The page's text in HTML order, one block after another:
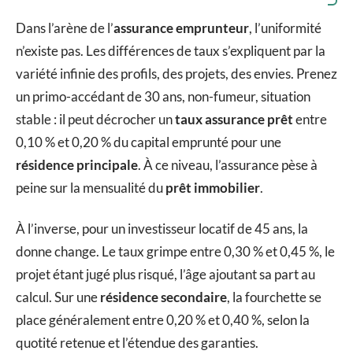
Dans l’arène de l’assurance emprunteur, l’uniformité
n’existe pas. Les différences de taux s’expliquent par la
variété infinie des profils, des projets, des envies. Prenez
un primo-accédant de 30 ans, non-fumeur, situation
stable : il peut décrocher untaux assurance prêtentre
0,10 % et 0,20 % du capital emprunté pour une
résidence principale. À ce niveau, l’assurance pèse à
peine sur la mensualité duprêt immobilier.
À l’inverse, pour un investisseur locatif de 45 ans, la
donne change. Le taux grimpe entre 0,30 % et 0,45 %, le
projet étant jugé plus risqué, l’âge ajoutant sa part au
calcul. Sur unerésidence secondaire, la fourchette se
place généralement entre 0,20 % et 0,40 %, selon la
quotité retenue et l’étendue des garanties.